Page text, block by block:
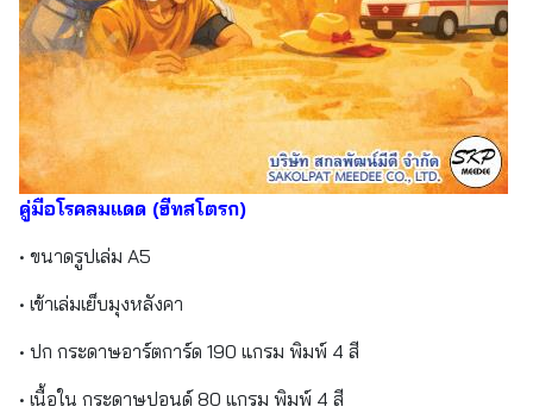
คู่มือโรคลมแดด (ฮีทสโตรก)
• ขนาดรูปเล่ม A5
• เข้าเล่มเย็บมุงหลังคา
• ปก กระดาษอาร์ตการ์ด 190 แกรม พิมพ์ 4 สี
• เนื้อใน กระดาษปอนด์ 80 แกรม พิมพ์ 4 สี